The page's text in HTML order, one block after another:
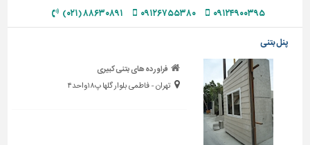
۰۹۱۲۴۹۰۰۳۹۵ ۰۹۱۲۶۷۵۵۳۸۰ ۸۸۶۳۰۸۹۱ (۰۲۱)
پنل بتنی
فراورده های بتنی کبیری
تهران - فاطمی بلوار گلها پ۱۸واحد۴